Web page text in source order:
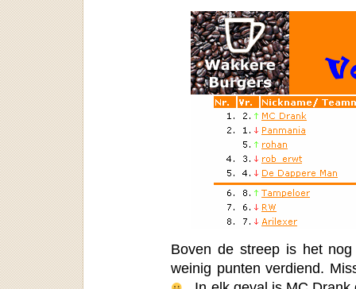
Boven de streep is het
weinig punten verdiend.